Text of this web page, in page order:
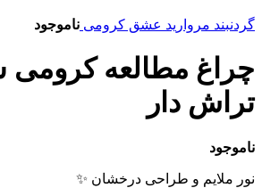
گردنبند مروارید عشق کرومی ناموجود
چراغ مطالعه کرومی
تراش دار
ناموجود
نور ملایم و طراحی درخشان ✨